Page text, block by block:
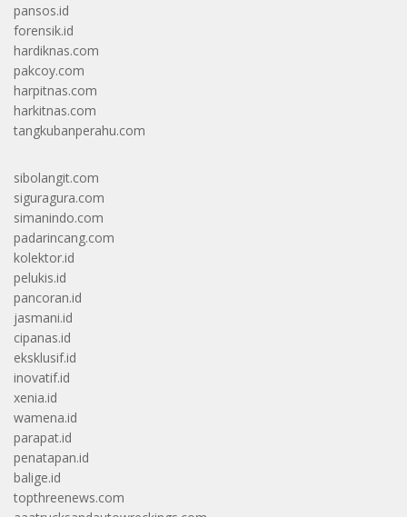
pansos.id
forensik.id
hardiknas.com
pakcoy.com
harpitnas.com
harkitnas.com
tangkubanperahu.com
sibolangit.com
siguragura.com
simanindo.com
padarincang.com
kolektor.id
pelukis.id
pancoran.id
jasmani.id
cipanas.id
eksklusif.id
inovatif.id
xenia.id
wamena.id
parapat.id
penatapan.id
balige.id
topthreenews.com